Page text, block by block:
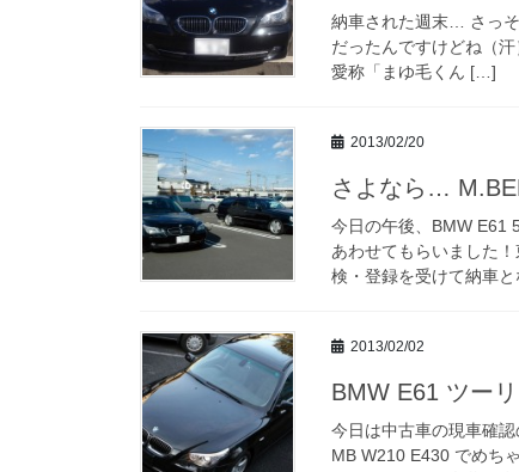
納車された週末… さっ
だったんですけどね（
愛称「まゆ毛くん […]
2013/02/20
さよなら…
今日の午後、BMW E61
あわせてもらいました
検・登録を受けて納車
2013/02/02
BMW E61 ツー
今日は中古車の現車確
MB W210 E430 でめち